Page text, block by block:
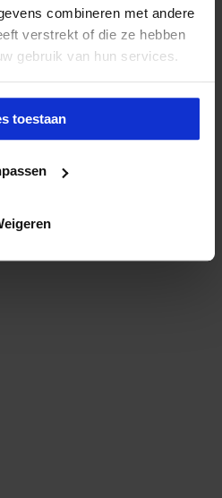
combineren met andere
verstrekt of die ze hebben
gebruik van hun services.
toestaan